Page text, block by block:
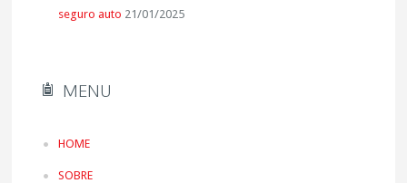
seguro auto 21/01/2025
MENU
HOME
SOBRE